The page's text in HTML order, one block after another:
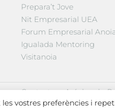
Prepara’t Jove
Nit Empresarial UEA
Forum Empresarial
Igualada Mentoring
Visitanoia
Contactar·Avís legal·
vostres preferències i